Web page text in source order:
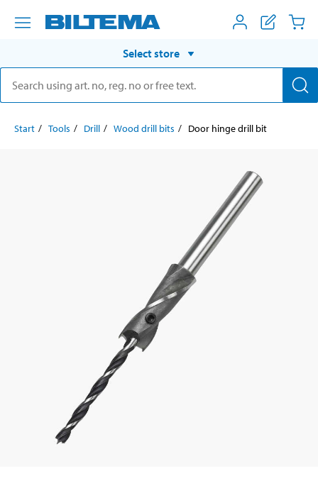
Select store
Start Tools Drill Wood drill bits Door hinge drill bit